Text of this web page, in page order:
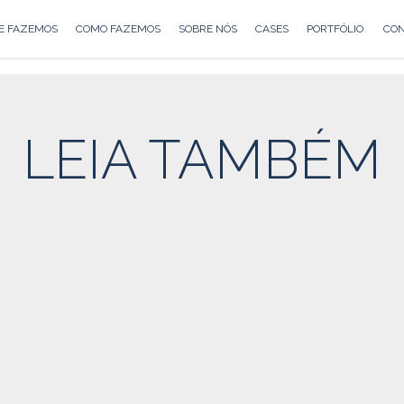
FAZEMOS COMO FAZEMOS SOBRE NÓS CASES PORTFÓLIO
LEIA TAMBÉM